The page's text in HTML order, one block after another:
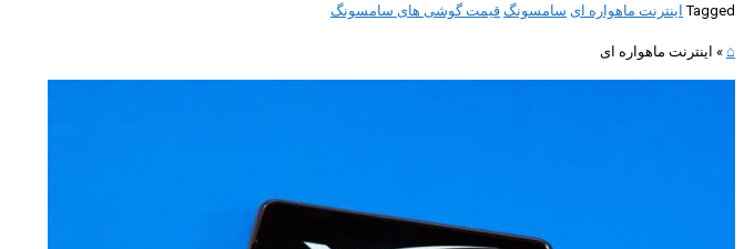
Tagged اینترنت ماهواره ای سامسونگ قیمت گوشی های سامسونگ
⌂
» اینترنت ماهواره ای